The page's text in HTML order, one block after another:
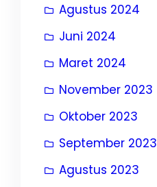
Agustus 2024
Juni 2024
Maret 2024
November 2023
Oktober 2023
September 2023
Agustus 2023